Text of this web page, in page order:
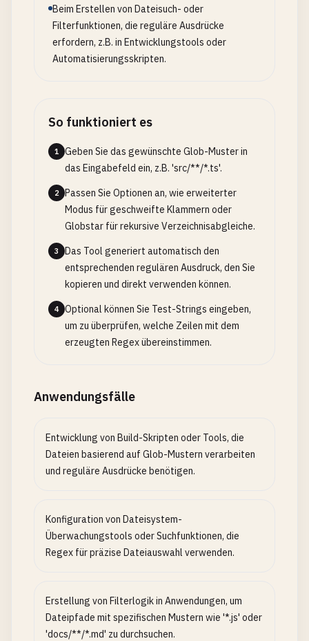
Beim Erstellen von Dateisuch- oder
Filterfunktionen, die reguläre Ausdrücke
erfordern, z.B. in Entwicklungstools oder
Automatisierungsskripten.
So funktioniert es
1
Geben Sie das gewünschte Glob-Muster in
das Eingabefeld ein, z.B. 'src/**/*.ts'.
2
Passen Sie Optionen an, wie erweiterter
Modus für geschweifte Klammern oder
Globstar für rekursive Verzeichnisabgleiche.
3
Das Tool generiert automatisch den
entsprechenden regulären Ausdruck, den Sie
kopieren und direkt verwenden können.
4
Optional können Sie Test-Strings eingeben,
um zu überprüfen, welche Zeilen mit dem
erzeugten Regex übereinstimmen.
Anwendungsfälle
Entwicklung von Build-Skripten oder Tools, die
Dateien basierend auf Glob-Mustern verarbeiten
und reguläre Ausdrücke benötigen.
Konfiguration von Dateisystem-
Überwachungstools oder Suchfunktionen, die
Regex für präzise Dateiauswahl verwenden.
Erstellung von Filterlogik in Anwendungen, um
Dateipfade mit spezifischen Mustern wie '*.js' oder
'docs/**/*.md' zu durchsuchen.